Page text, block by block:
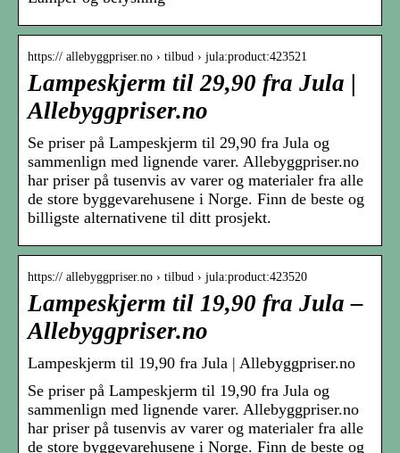
https:// allebyggpriser.no › tilbud › jula:product:423521
Lampeskjerm til 29,90 fra Jula |
Allebyggpriser.no
Se priser på Lampeskjerm til 29,90 fra Jula og
sammenlign med lignende varer. Allebyggpriser.no
har priser på tusenvis av varer og materialer fra alle
de store byggevarehusene i Norge. Finn de beste og
billigste alternativene til ditt prosjekt.
https:// allebyggpriser.no › tilbud › jula:product:423520
Lampeskjerm til 19,90 fra Jula –
Allebyggpriser.no
Lampeskjerm til 19,90 fra Jula | Allebyggpriser.no
Se priser på Lampeskjerm til 19,90 fra Jula og
sammenlign med lignende varer. Allebyggpriser.no
har priser på tusenvis av varer og materialer fra alle
de store byggevarehusene i Norge. Finn de beste og